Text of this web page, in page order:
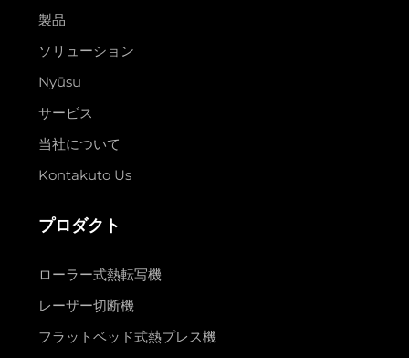
製品
ソリューション
Nyūsu
サービス
当社について
Kontakuto Us
プロダクト
ローラー式熱転写機
レーザー切断機
フラットベッド式熱プレス機